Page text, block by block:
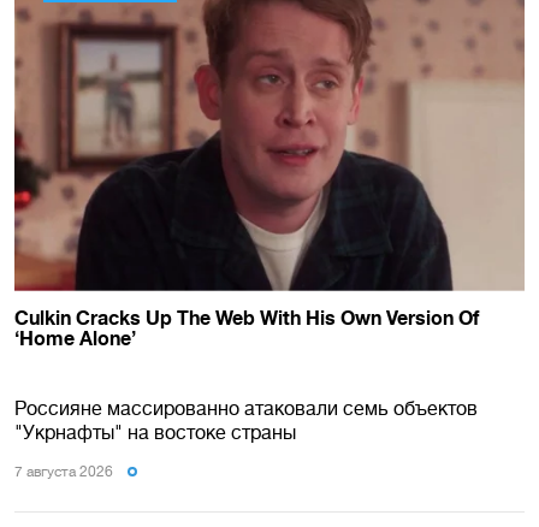
Россияне массированно атаковали семь объектов
"Укрнафты" на востоке страны
7 августа 2026